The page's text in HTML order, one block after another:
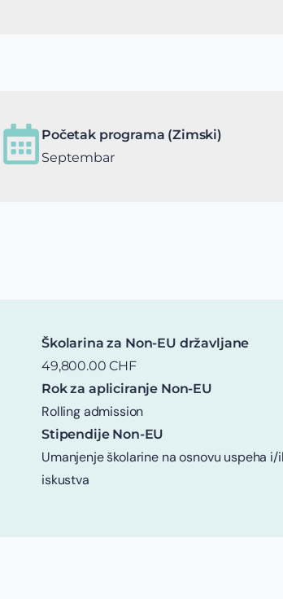
Početak programa (Zimski)
Septembar
Školarina za Non-EU državljane
49,800.00 CHF
Rok za apliciranje Non-EU
Rolling admission
Stipendije Non-EU
Umanjenje školarine na osnovu uspeha
iskustva